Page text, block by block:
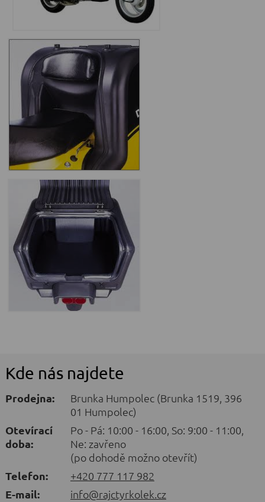
Kde nás najdete
Prodejna:
Brunka Humpolec (Brunka 1519, 396
01 Humpolec)
Otevírací
doba:
Po - Pá: 10:00 - 16:00, So: 9:00 - 11:00,
Ne: zavřeno
(po dohodě možno otevřít)
Telefon:
+420 777 117 982
E-mail:
info@rajctyrkolek.cz